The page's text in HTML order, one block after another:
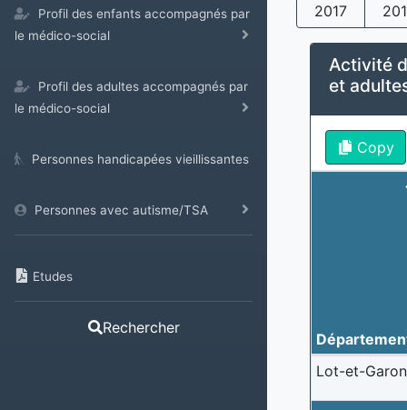
Profil des enfants accompagnés par
le médico-social
Profil des adultes accompagnés par
le médico-social
Personnes handicapées vieillissantes
Personnes avec autisme/TSA
Etudes
Rechercher
2017
Activité
et
Copy
Lot-et-